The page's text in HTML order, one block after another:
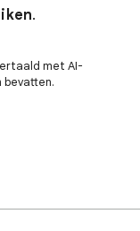
.
met AI-
bevatten.